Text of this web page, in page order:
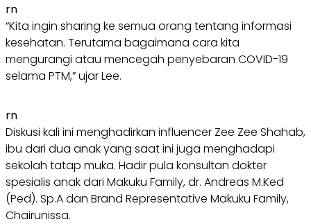
rn
“Kita ingin sharing ke semua orang tentang informasi
kesehatan. Terutama bagaimana cara kita
mengurangi atau mencegah penyebaran COVID-19
selama PTM,” ujar Lee.
rn
Diskusi kali ini menghadirkan influencer Zee Zee Shahab,
ibu dari dua anak yang saat ini juga menghadapi
sekolah tatap muka. Hadir pula konsultan dokter
spesialis anak dari Makuku Family, dr. Andreas M.Ked
(Ped). Sp.A dan Brand Representative Makuku Family,
Chairunissa.